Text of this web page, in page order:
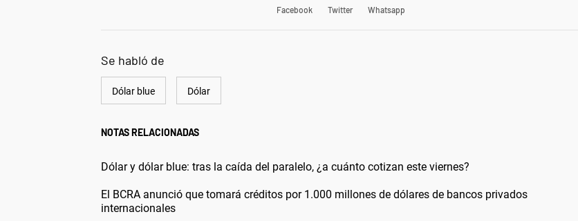
Facebook Twitter Whatsapp
Se habló de
Dólar blue Dólar
NOTAS RELACIONADAS
Dólar y dólar blue: tras la caída del paralelo, ¿a cuánto cotizan este viernes?
El BCRA anunció que tomará créditos por 1.000 millones de dólares de bancos privados
internacionales